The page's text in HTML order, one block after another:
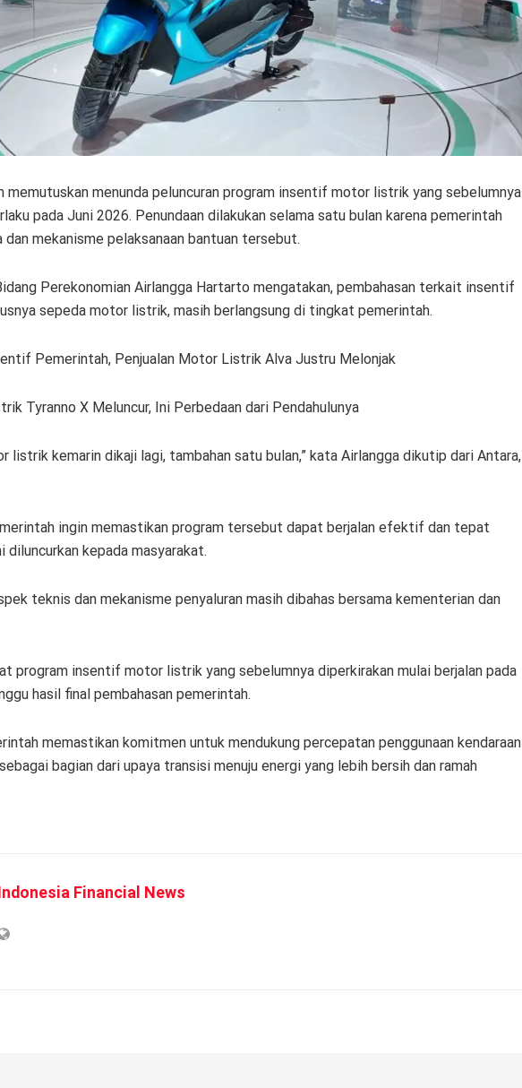
memutuskan menunda peluncuran program insentif motor listrik yang sebelumnya
pada Juni 2026. Penundaan dilakukan selama satu bulan karena pemerintah
dan mekanisme pelaksanaan bantuan tersebut.
Perekonomian Airlangga Hartarto mengatakan, pembahasan terkait insentif
sepeda motor listrik, masih berlangsung di tingkat pemerintah.
Pemerintah, Penjualan Motor Listrik Alva Justru Melonjak
Tyranno X Meluncur, Ini Perbedaan dari Pendahulunya
listrik kemarin dikaji lagi, tambahan satu bulan,” kata Airlangga dikutip dari Antara,
ingin memastikan program tersebut dapat berjalan efektif dan tepat
diluncurkan kepada masyarakat.
teknis dan mekanisme penyaluran masih dibahas bersama kementerian dan
program insentif motor listrik yang sebelumnya diperkirakan mulai berjalan pada
hasil final pembahasan pemerintah.
memastikan komitmen untuk mendukung percepatan penggunaan kendaraan
bagian dari upaya transisi menuju energi yang lebih bersih dan ramah
Financial News